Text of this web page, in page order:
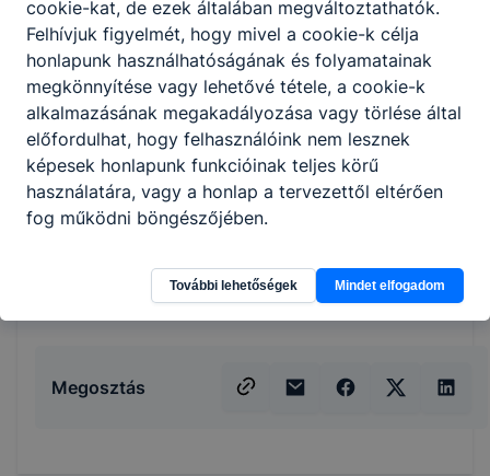
kiviszi az ételeket, italokat a vendégek
asztalához;
barista, bartender, sommelier
tevékenységet végez;
ﬁgyelemmel kíséri a vendégek kéréseit, a
vendégek étkezése során kommunikál,
tájékozódik elégedettségükről;
megszervezi a saját és beosztott
munkatársai munkáját, ellenőrzi azt;
éttermi szoftvert.
Megosztás
cookie-kat, de ezek általában megváltoztathatók.
Felhívjuk figyelmét, hogy mivel a cookie-k célja
honlapunk használhatóságának és folyamatainak
megkönnyítése vagy lehetővé tétele, a cookie-k
alkalmazásának megakadályozása vagy törlése által
előfordulhat, hogy felhasználóink nem lesznek
képesek honlapunk funkcióinak teljes körű
használatára, vagy a honlap a tervezettől eltérően
fog működni böngészőjében.
További lehetőségek Mindet elfogadom